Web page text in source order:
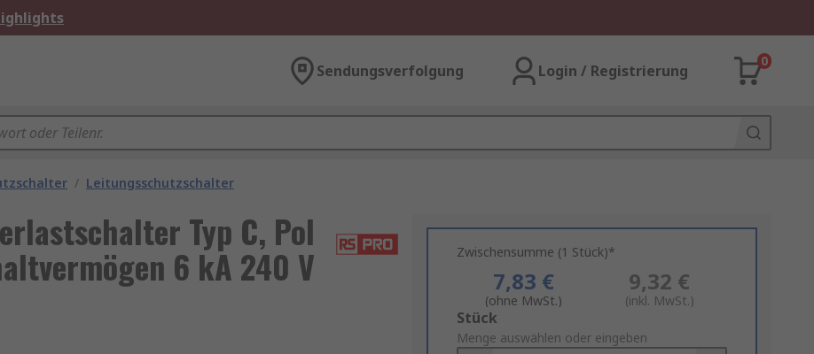
Sendungsverfolgung Login / Registrierung
0
/ Leitungsschutzschalter
Typ C, Pol
6 kA 240 V Zwischensumme (1 Stück)*
7,83 €
(ohne MwSt.)
9,32 €
(inkl. MwSt.)
Add
to
Stück
Menge auswählen oder eingeben